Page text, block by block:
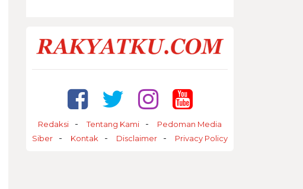
Redaksi Tentang Kami
Pedoman Media
Siber
Kontak Disclaimer Privacy Policy